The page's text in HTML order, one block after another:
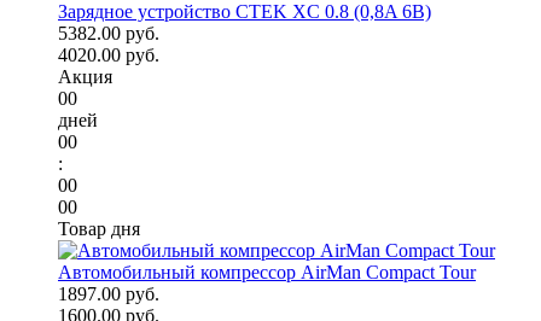
Зарядное устройство CTEK XC 0.8 (0,8A 6В)
5382.00 руб.
4020.00 руб.
Акция
00
дней
00
:
00
00
Товар дня
Автомобильный компрессор AirMan Compact Tour
1897.00 руб.
1600.00 руб.